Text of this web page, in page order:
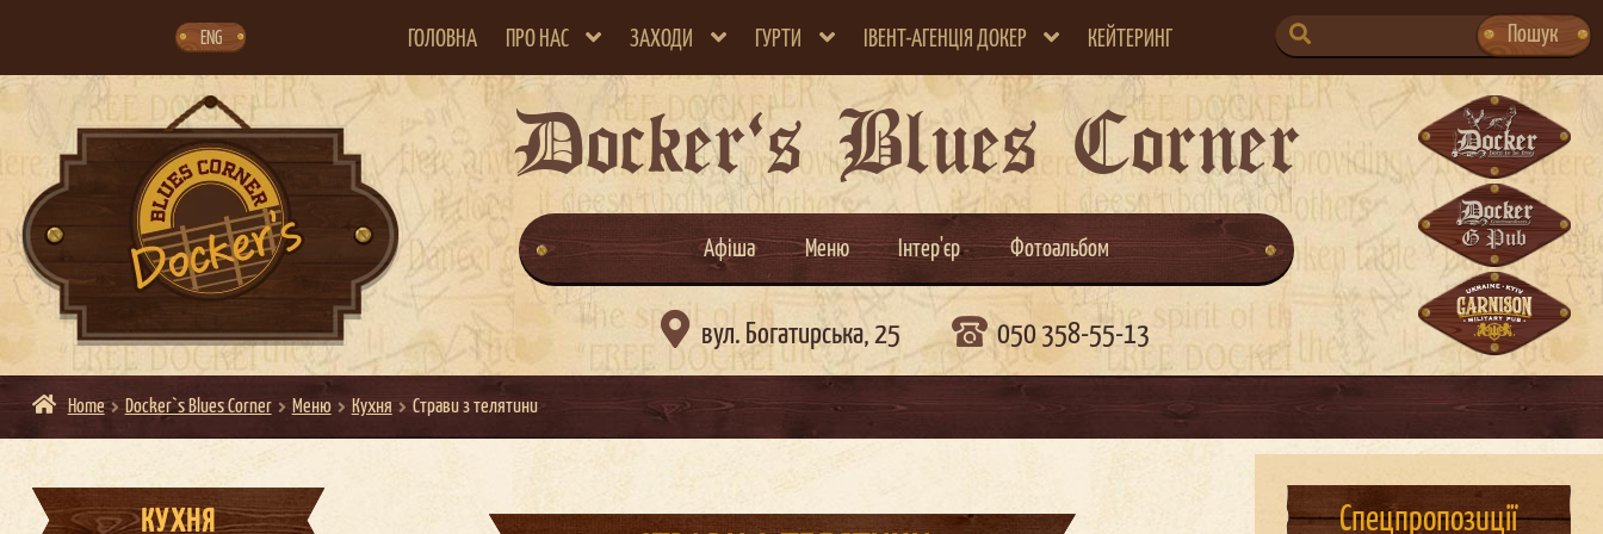
ENG ГОЛОВНА ПРО НАС ЗАХОДИ ГУРТИ ІВЕНТ-АГЕНЦІЯ ДОКЕР КЕЙТЕРИНГ
SEARCH
FOR:
Пошук
Docker`s Blues Corner
Афіша Меню Інтер'єр Фотоальбом
 вул. Богатирська, 25 050 358-55-13
Home Docker`s Blues Corner Меню Кухня Страви з телятини
КУХНЯ Спецпропозиції